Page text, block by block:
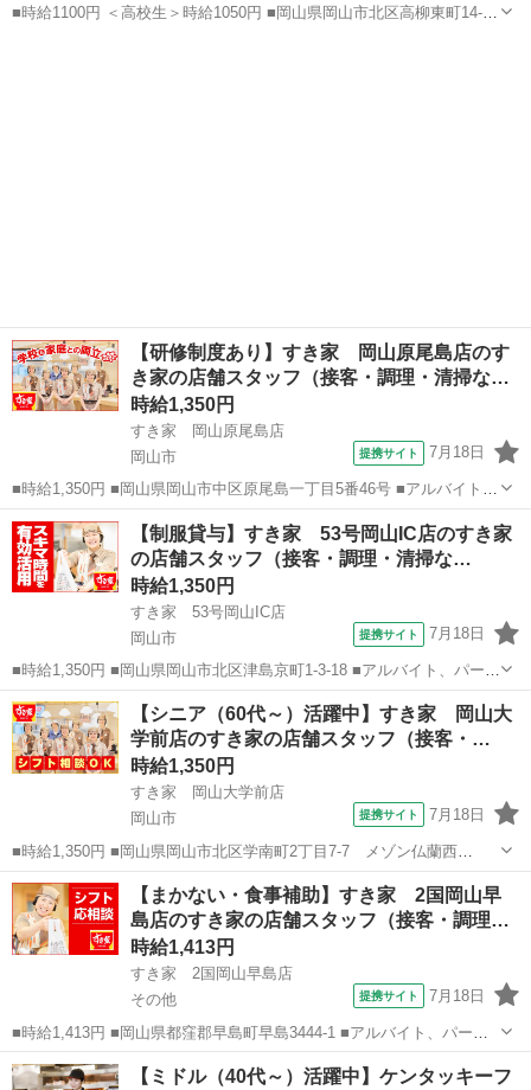
■時給1100円 ＜高校生＞時給1050円 ■岡山県岡山市北区高柳東町14-22
【研修制度あり】すき家 岡山原尾島店のす
き家の店舗スタッフ（接客・調理・清掃な…
時給1,350円
すき家 岡山原尾島店
岡山市
提携サイト 7月18日
■時給1,350円 ■岡山県岡山市中区原尾島一丁目5番46号 ■アルバイト、
パート ■履歴書不要、未経験歓迎、大学生歓迎、主婦・主夫歓迎、フ
リーター歓迎、ミドル（40代～）活躍中、エルダー（50代～）活躍
中、シニア（60代～...
岡山 岡山市 ファーストフード
【制服貸与】すき家 53号岡山IC店のすき家
の店舗スタッフ（接客・調理・清掃な…
時給1,350円
すき家 53号岡山IC店
岡山市
提携サイト 7月18日
■時給1,350円 ■岡山県岡山市北区津島京町1-3-18 ■アルバイト、パート
■履歴書不要、未経験歓迎、大学生歓迎、主婦・主夫歓迎、フリーター
歓迎、ミドル（40代～）活躍中、エルダー（50代～）活躍中、シニア
（60代～）...
岡山 岡山市 ファーストフード
【シニア（60代～）活躍中】すき家 岡山大
学前店のすき家の店舗スタッフ（接客・…
時給1,350円
すき家 岡山大学前店
岡山市
提携サイト 7月18日
■時給1,350円 ■岡山県岡山市北区学南町2丁目7-7 メゾン仏蘭西
part2 1F ■アルバイト、パート ■履歴書不要、未経験歓迎、大学生歓
迎、主婦・主夫歓迎、フリーター歓迎、ミドル（40代～）活躍中、エ
ルダー（50代～...
岡山 岡山市 ファーストフード
【まかない・食事補助】すき家 2国岡山早
島店のすき家の店舗スタッフ（接客・調理…
時給1,413円
すき家 2国岡山早島店
その他
提携サイト 7月18日
■時給1,413円 ■岡山県都窪郡早島町早島3444-1 ■アルバイト、パート
■履歴書不要、未経験歓迎、大学生歓迎、主婦・主夫歓迎、フリーター
歓迎、ミドル（40代～）活躍中、エルダー（50代～）活躍中、シニア
岡山 その他 ファーストフード
【ミドル（40代～）活躍中】ケンタッキーフ